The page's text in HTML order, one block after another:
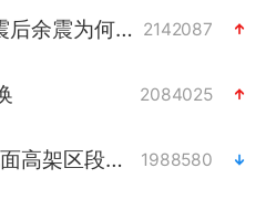
四川宜宾5.5级地震后余震为何不断 2142087
2084025
上海轨交全网络地面高架区段限速运行 1988580